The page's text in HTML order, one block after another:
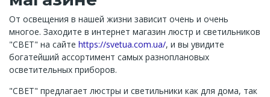
От освещения в нашей жизни зависит очень и очень
многое. Заходите в интернет магазин люстр и светильников
"СВЕТ" на сайте https://svetua.com.ua/, и вы увидите
богатейший ассортимент самых разноплановых
осветительных приборов.
"СВЕТ" предлагает люстры и светильники как для дома, так